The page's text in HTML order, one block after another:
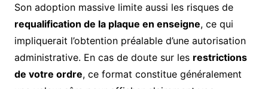
Son adoption massive limite aussi les risques de
requalification de la plaque en enseigne, ce qui
impliquerait l’obtention préalable d’une autorisation
administrative. En cas de doute sur les restrictions
de votre ordre, ce format constitue généralement